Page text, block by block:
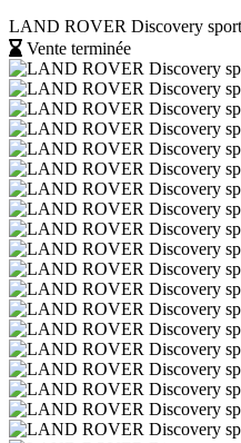
LAND ROVER Discovery sport
Vente terminée